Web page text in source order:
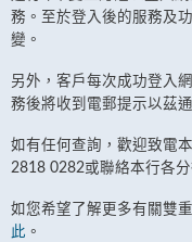
務。至於登入後的服務及
變。
另外，客戶每次成功登入
務後將收到電郵提示以茲通
如有任何查詢，歡迎致電
2818 0282或聯絡本行各分
如您希望了解更多有關雙
此 。